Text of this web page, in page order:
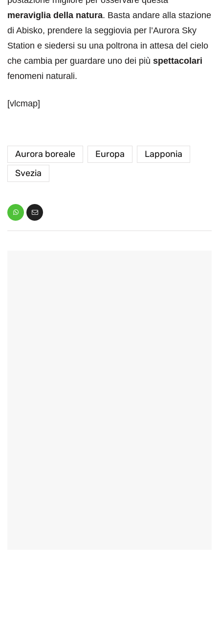
meraviglia della natura. Basta andare alla stazione
di Abisko, prendere la seggiovia per l’Aurora Sky
Station e siedersi su una poltrona in attesa del cielo
che cambia per guardare uno dei più spettacolari
fenomeni naturali.
[vlcmap]
Aurora boreale Europa
Lapponia
Svezia